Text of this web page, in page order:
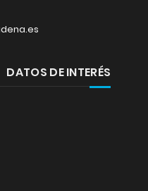
DATOS DE INTERÉS